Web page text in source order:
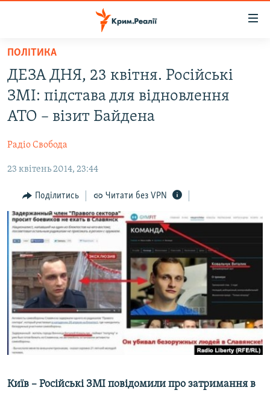
Перейти
основного
матеріалу
Перейти
до
основної
Перейти
пошуку
ВОДА.КРИМ
ВІДЕО ТА ФОТО
БЛОГИ
ПОГЛЯД
ІНТЕРВ'Ю
ВСЕ ЗА ДЕНЬ
СПЕЦПРОЕКТИ
ДЕПОРТАЦІЯ
ВІДЕОУРОКИ «ELIFBE»
СВІДЧЕННЯ ОКУПАЦІЇ
УКРАЇНСЬКА ПРОБЛЕМА КРИМУ
ІНФОГРАФІКА
ЯК ОБІЙТИ БЛОКУВАННЯ
Русский
Qırımtatar
ДОЛУЧАЙСЯ!
ПОЛІТИКА
ДЕЗА ДНЯ, 23 квітня. Російські
ЗМІ: підстава для відновлення
АТО – візит Байдена
Радіо Свобода
23 квітень 2014, 23:44
Поділитись Читати без VPN
Київ – Російські ЗМІ повідомили про затримання в